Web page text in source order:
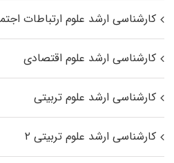
کارشناسی ارشد علوم ارتباطات
کارشناسی ارشد علوم اقتصادی
کارشناسی ارشد علوم تربیتی
کارشناسی ارشد علوم تربیتی ۲